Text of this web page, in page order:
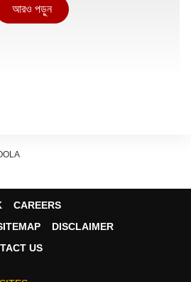
আরও পড়ুন
CAREERS
DISCLAIMER
US